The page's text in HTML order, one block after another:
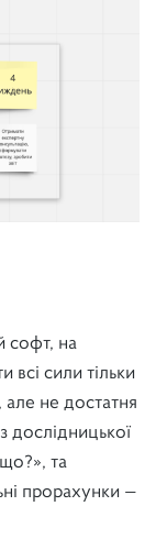
софт, на
всі сили тільки
не достатня
дослідницької
що?», та
прорахунки —